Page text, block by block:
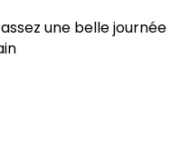
une belle journée